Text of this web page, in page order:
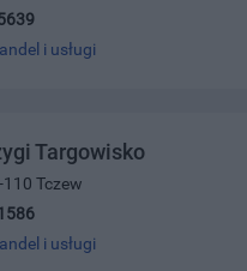
i usługi
Targowisko
Tczew
i usługi